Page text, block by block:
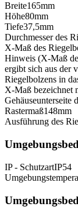
Breite165mm
Höhe80mm
Tiefe37,5mm
Durchmesser des
X-Maß des
Hinweis (X-Maß
ergibt sich aus der
Riegelbolzens in
X-Maß bezeichnet
Gehäuseunterseite
Rastermaß148mm
Ausführung des
IP - SchutzartIP54